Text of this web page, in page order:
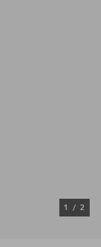
1 / 2